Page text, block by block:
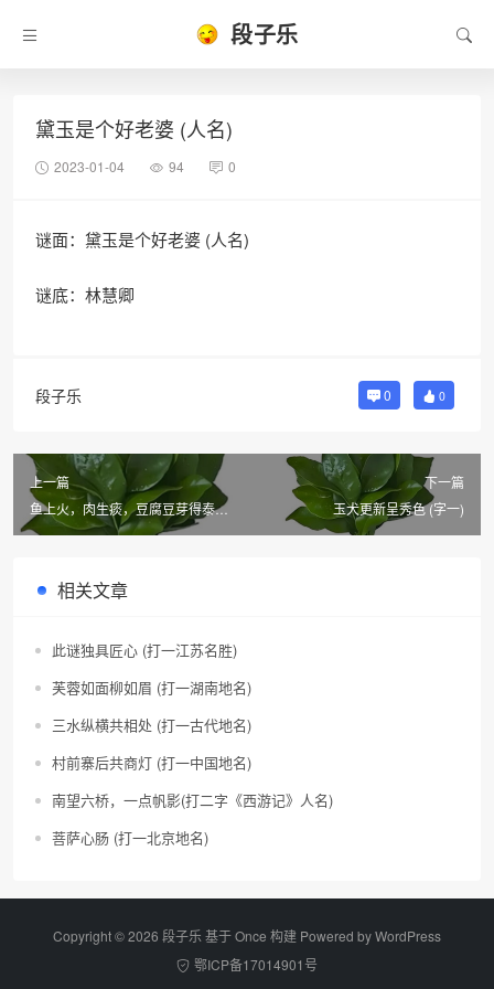
段子乐
黛玉是个好老婆 (人名)
2023-01-04 94 0
谜面：黛玉是个好老婆 (人名)
谜底：林慧卿
段子乐 0 0
上一篇
鱼上火，肉生痰，豆腐豆芽得泰然
(打一成语)
下一篇
玉犬更新呈秀色 (字一)
相关文章
此谜独具匠心 (打一江苏名胜)
芙蓉如面柳如眉 (打一湖南地名)
三水纵横共相处 (打一古代地名)
村前寨后共商灯 (打一中国地名)
南望六桥，一点帆影(打二字《西游记》人名)
菩萨心肠 (打一北京地名)
Copyright © 2026 段子乐 基于 Once 构建 Powered byWordPress
鄂ICP备17014901号